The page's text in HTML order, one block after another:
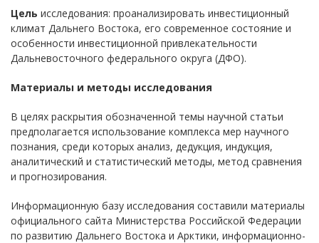
Цель исследования: проанализировать инвестиционный
климат Дальнего Востока, его современное состояние и
особенности инвестиционной привлекательности
Дальневосточного федерального округа (ДФО).
Материалы и методы исследования
В целях раскрытия обозначенной темы научной статьи
предполагается использование комплекса мер научного
познания, среди которых анализ, дедукция, индукция,
аналитический и статистический методы, метод сравнения
и прогнозирования.
Информационную базу исследования составили материалы
официального сайта Министерства Российской Федерации
по развитию Дальнего Востока и Арктики, информационно-